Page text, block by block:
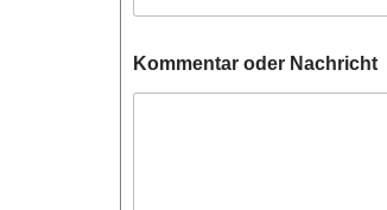
Kommentar oder Nachricht